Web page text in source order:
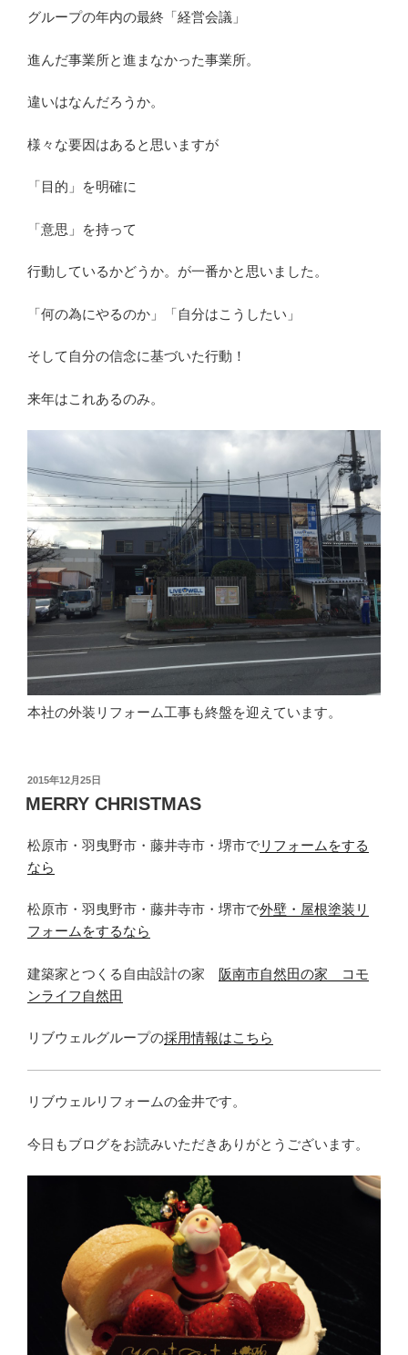
グループの年内の最終「経営会議」
進んだ事業所と進まなかった事業所。
違いはなんだろうか。
様々な要因はあると思いますが
「目的」を明確に
「意思」を持って
行動しているかどうか。が一番かと思いました。
「何の為にやるのか」「自分はこうしたい」
そして自分の信念に基づいた行動！
来年はこれあるのみ。
本社の外装リフォーム工事も終盤を迎えています。
投
稿
日:
2015年12月25日
MERRY CHRISTMAS
松原市・羽曳野市・藤井寺市・堺市でリフォームをする
なら
松原市・羽曳野市・藤井寺市・堺市で外壁・屋根塗装リ
フォームをするなら
建築家とつくる自由設計の家 阪南市自然田の家 コモ
ンライフ自然田
リブウェルグループの採用情報はこちら
リブウェルリフォームの金井です。
今日もブログをお読みいただきありがとうございます。